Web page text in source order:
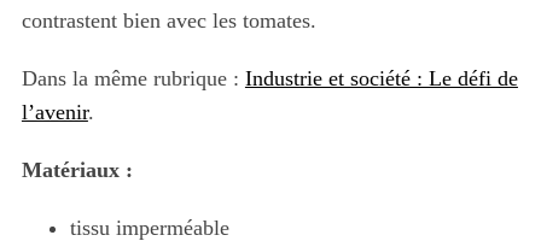
contrastent bien avec les tomates.
Dans la même rubrique : Industrie et société : Le défi de
l’avenir.
Matériaux :
tissu imperméable